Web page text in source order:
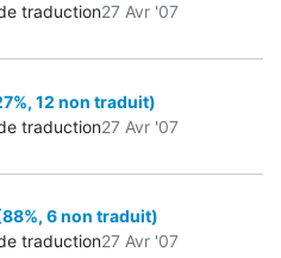
traduction27 Avr '07
12 non traduit)
traduction27 Avr '07
6 non traduit)
traduction27 Avr '07